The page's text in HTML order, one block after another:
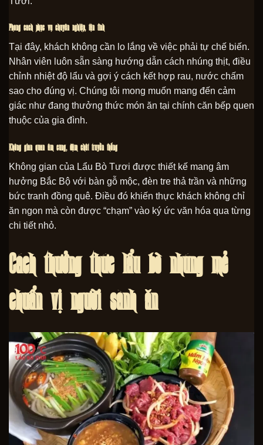
Phong cách phục vụ chuyên nghiệp, tận tình
Tại đây, khách không cần lo lắng về việc phải tự chế biến.
Nhân viên luôn sẵn sàng hướng dẫn cách nhúng thịt, điều
chỉnh nhiệt độ lẩu và gợi ý cách kết hợp rau, nước chấm
sao cho đúng vị. Chúng tôi mong muốn mang đến cảm
giác như đang thưởng thức món ăn tại chính căn bếp quen
thuộc của gia đình.
Không gian quán ấm cúng, đậm chất truyền thống
Không gian của Lẩu Bò Tươi được thiết kế mang âm
hưởng Bắc Bộ với bàn gỗ mộc, đèn tre thả trần và những
bức tranh đồng quê. Điều đó khiến thực khách không chỉ
ăn ngon mà còn được “chạm” vào ký ức văn hóa qua từng
chi tiết nhỏ.
Cách thưởng thức lẩu bò nhúng mẻ
chuẩn vị người sành ăn